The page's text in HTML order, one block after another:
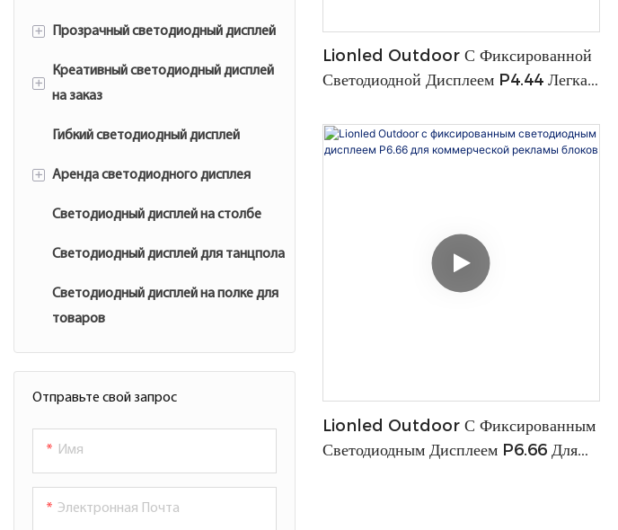
+ Прозрачный светодиодный дисплей
Уличный прозрачный
светодиодный дисплей
Прозрачный светодиодный
светодиодный дисплей
+
Креативный светодиодный дисплей
на заказ
Светодиодный дисплей Cola
Шарообразный/сферический
дисплей
Кубический светодиодный
дисплей
Постерный светодиодный
дисплей
Светодиодный дисплей на стойке
Гибкий светодиодный дисплей
+ Аренда светодиодного дисплея
Экран светодиодного дисплея на
арендой в помещении
Светодиодный дисплей на столбе
Светодиодный дисплей для танцпола
Светодиодный дисплей на полке для
товаров
Отправьте свой запрос
Имя
Электронная Почта
Lionled Outdoor С Фиксированной
Светодиодной Дисплеем P4.44 Легкая
Lionled Outdoor С Фиксированным
Светодиодным Дисплеем P6.66 Для